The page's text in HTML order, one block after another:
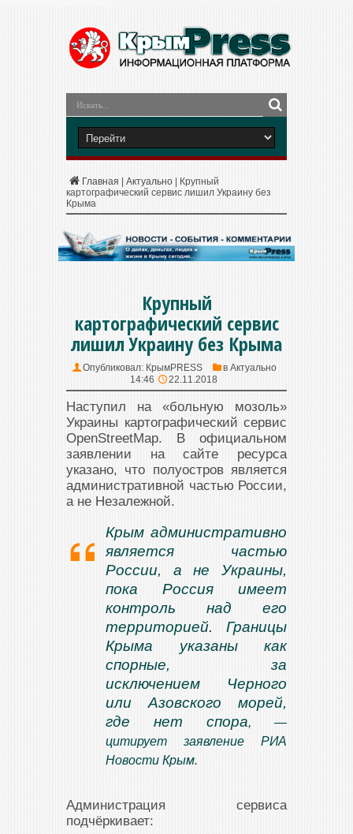
Главная Актуально
Крупный
картографический сервис лишил Украину без
Крыма
Крупный
картографический сервис
лишил Украину без Крыма
Опубликовал: КрымPRESS в Актуально
14:46
22.11.2018
Наступил на «больную мозоль»
Украины картографический сервис
OpenStreetMap. В официальном
заявлении на сайте ресурса
указано, что полуостров является
административной частью России,
а не Незалежной.
Крым административно
является частью
России, а не Украины,
пока Россия имеет
контроль над его
территорией. Границы
Крыма указаны как
спорные, за
исключением Черного
или Азовского морей,
где нет спора, —
цитирует заявление РИА
Новости Крым.
Администрация сервиса
подчёркивает: